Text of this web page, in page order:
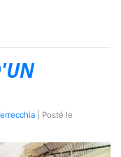
| Posté le